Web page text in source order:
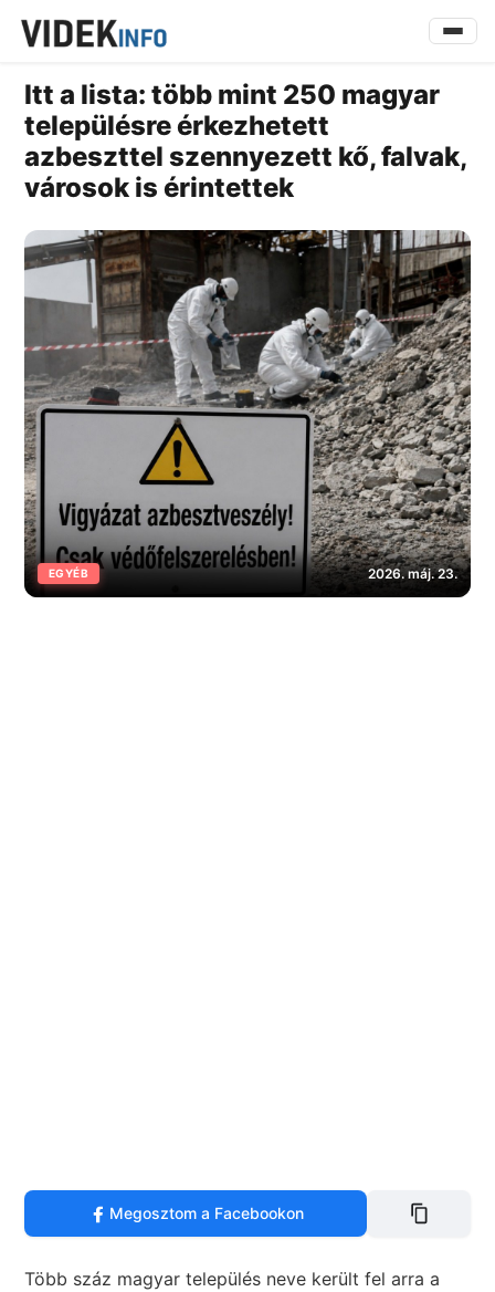
Itt a lista: több mint 250 magyar
településre érkezhetett
azbeszttel szennyezett kő, falvak,
városok is érintettek
EGYÉB 2026. máj. 23.
Megosztom a Facebookon
Több száz magyar település neve került fel arra a